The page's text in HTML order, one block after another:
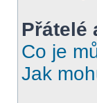
Přátelé
Co je
Jak